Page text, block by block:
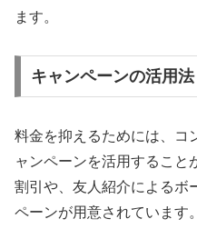
ます。
キャンペーンの活用法
料金を抑えるためには、コ
ャンペーンを活用すること
割引や、友人紹介によるボ
ペーンが用意されています